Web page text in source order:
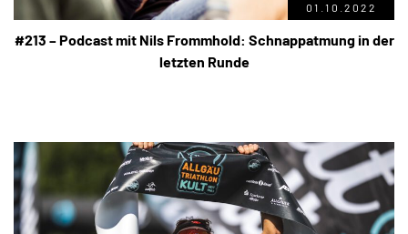
01.10.2022
#213 – Podcast mit Nils Frommhold: Schnappatmung in der
letzten Runde